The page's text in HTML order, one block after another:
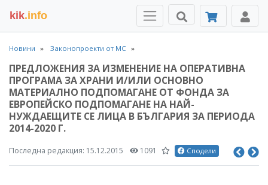
kik.info
Новини Законопроекти от МС
ПРЕДЛОЖЕНИЯ ЗА ИЗМЕНЕНИЕ НА ОПЕРАТИВНА
ПРОГРАМА ЗА ХРАНИ И/ИЛИ ОСНОВНО
МАТЕРИАЛНО ПОДПОМАГАНЕ ОТ ФОНДА ЗА
ЕВРОПЕЙСКО ПОДПОМАГАНЕ НА НАЙ-
НУЖДАЕЩИТЕ СЕ ЛИЦА В БЪЛГАРИЯ ЗА ПЕРИОДА
2014-2020 Г.
Последна редакция: 15.12.2015 1091 Сподели